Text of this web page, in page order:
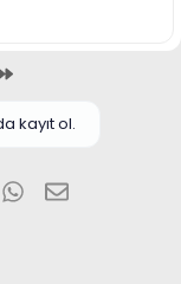
kayıt ol.
WhatsApp
E-posta